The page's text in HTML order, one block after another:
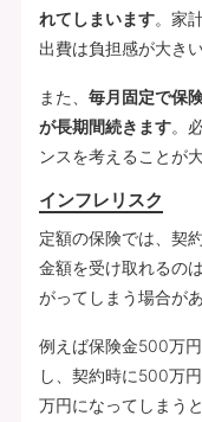
れてしまいます。家
出費は負担感が大き
また、 毎月固定で保
が長期間続きます。
ンスを考えることが
インフレリスク
定額の保険では、契
金額を受け取れるの
がってしまう場合があ
例えば保険金500万
し、契約時に500万
万円になってしまう